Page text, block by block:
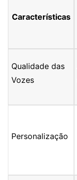
Características
Qualidade das
Vozes
Personalização